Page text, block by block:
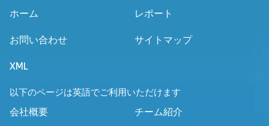
ホーム レポート
お問い合わせ サイトマップ
XML
以下のページは英語でご利用いただけます
会社概要
チーム紹介